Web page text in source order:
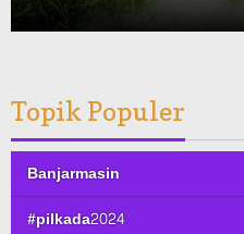
Topik Populer
Banjarmasin
#pilkada2024